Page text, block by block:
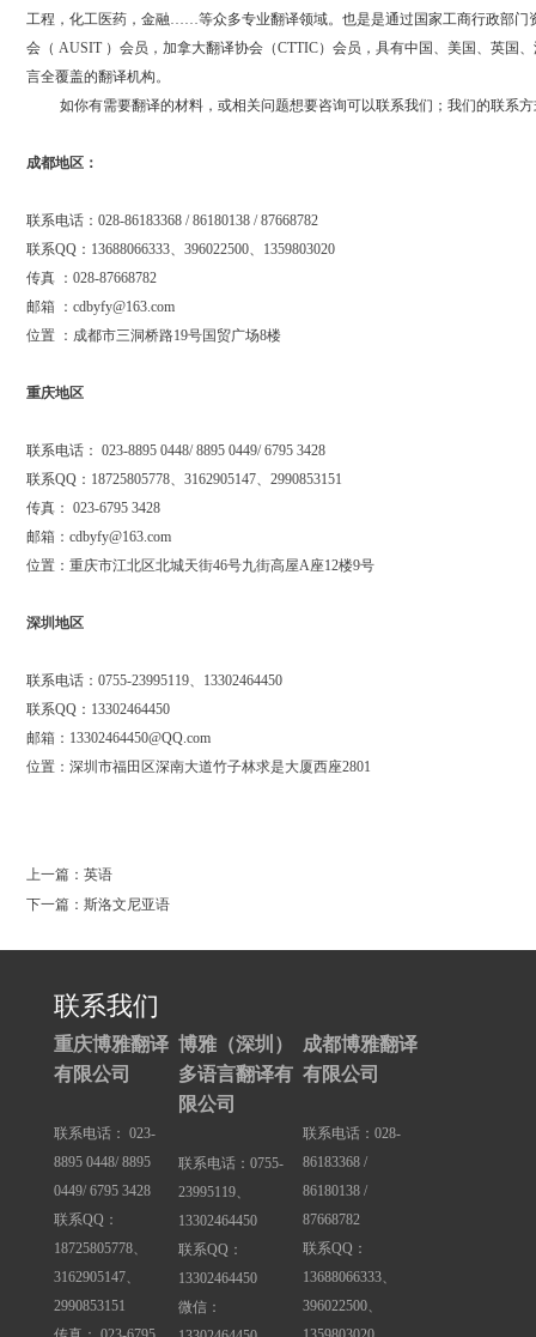
工程，化工医药，金融……等众多专业翻译领域。也是是通过国家工商行政部
会（ AUSIT ）会员，加拿大翻译协会（CTTIC）会员，具有中国、美国、英国
言全覆盖的翻译机构。
如你有需要翻译的材料，或相关问题想要咨询可以联系我们；我们的联系
成都地区：
联系电话：028-86183368 / 86180138 / 87668782
联系QQ ： 13688066333、396022500、 1359803020
传真 ：028-87668782
邮箱
：cdbyfy@163.com
位置 ：成都市三洞桥路19号国贸广场8楼
重庆地区
联系电话： 023-8895 0448/ 8895 0449/ 6795 3428
联系QQ ： 18725805778、3162905147、2990853151
传真： 023-6795 3428
邮箱：cdbyfy@163.com
位置：重庆市江北区北城天街46号九街高屋A座12楼9号
深圳地区
联系电话：0755-23995119、 13302464450
联系QQ ： 13302464450
邮箱： 13302464450@QQ.com
位置：深圳市福田区深南大道竹子林求是大厦西座2801
上一篇：英语
下一篇：斯洛文尼亚语
联系我们
重庆博雅翻译
有限公司
联系电话： 023-
8895 0448/ 8895
0449/ 6795 3428
联系QQ：
18725805778、
3162905147、
2990853151
博雅（深圳）
多语言翻译有
限公司
联系电话：0755-
23995119、
13302464450
联系QQ：
13302464450
微信：
成都博雅翻译
有限公司
联系电话：028-
86183368 /
86180138 /
87668782
联系QQ：
13688066333、
396022500、